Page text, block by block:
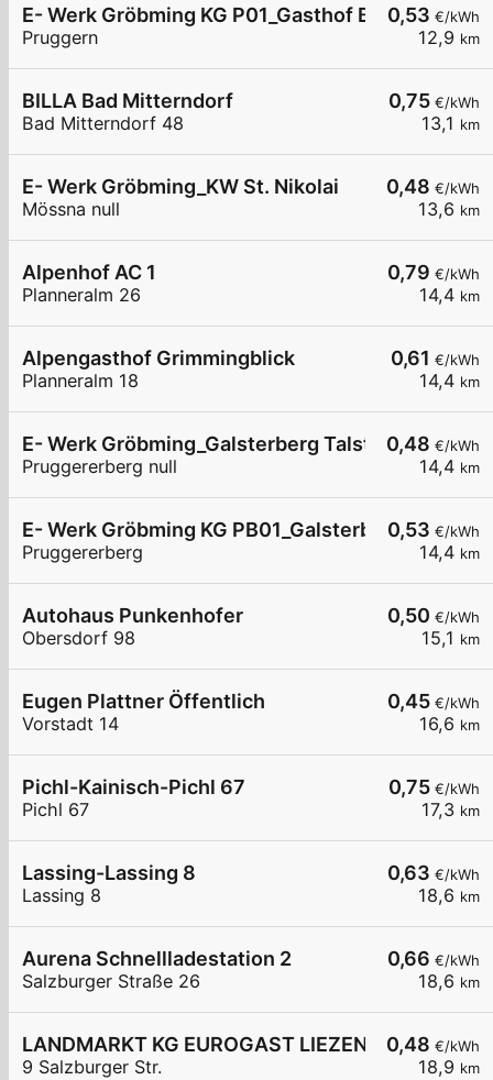
0,53 €/kWh
12,9 km
E- Werk Gröbming KG P01_Gasthof Bierfriedl
Pruggern
0,75 €/kWh
13,1 km
BILLA Bad Mitterndorf
Bad Mitterndorf 48
0,48 €/kWh
13,6 km
E- Werk Gröbming_KW St. Nikolai
Mössna null
0,79 €/kWh
14,4 km
Alpenhof AC 1
Planneralm 26
0,61 €/kWh
14,4 km
Alpengasthof Grimmingblick
Planneralm 18
0,48 €/kWh
14,4 km
E- Werk Gröbming_Galsterberg Talstation
Pruggererberg null
0,53 €/kWh
14,4 km
E- Werk Gröbming KG PB01_Galsterberg
Pruggererberg
0,50 €/kWh
15,1 km
Autohaus Punkenhofer
Obersdorf 98
0,45 €/kWh
16,6 km
Eugen Plattner Öffentlich
Vorstadt 14
0,75 €/kWh
17,3 km
Pichl-Kainisch-Pichl 67
Pichl 67
0,63 €/kWh
18,6 km
Lassing-Lassing 8
Lassing 8
0,66 €/kWh
18,6 km
Aurena Schnellladestation 2
Salzburger Straße 26
0,48 €/kWh
18,9 km
LANDMARKT KG EUROGAST LIEZEN
9 Salzburger Str.